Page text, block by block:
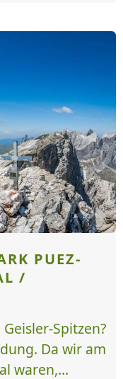
PUEZ-
/
Spitzen?
Da wir am
waren,...